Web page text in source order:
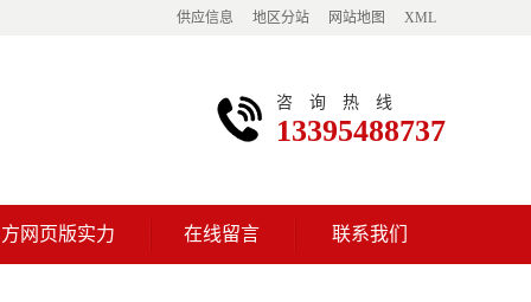
供应信息 地区分站 网站地图 XML
咨询热线
13395488737
网页版实力 在线留言 联系我们